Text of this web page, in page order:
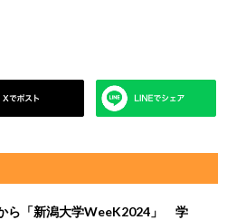
ら「新潟大学WeeK2024」 学